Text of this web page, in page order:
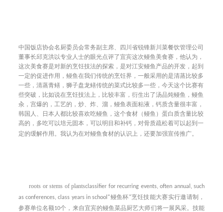
中国饭店协会名厨委员会常务副主席、四川省锐锋新川菜餐饮管理公司
董事长邱克洪以专业人士的眼光点评了宜宾这次鳗鱼美食赛，他认为，
这次美食赛是对新的烹饪技法的探索，是对江安鳗鱼产品的开发，起到
一定的促进作用，鳗鱼在我们传统的烹饪界，一般采用的是清蒸比较多
一些，清蒸青鳝，狮子盘龙鳝传统的菜式比较多一些，今天这个比赛有
些突破，比如说在烹饪技法上，比较丰富，衍生出了汤品炖鳗鱼，鳗鱼
汆，宫爆的，工艺的，炒、炸、溜，鳗鱼表面粘液，钙质含量很丰富，
韩国人、日本人都比较喜欢吃鳗鱼，这个食材（鳗鱼）蛋白质含量比较
高的，多吃可以培元固本，可以明目和补钙，对骨质疏松着可以起到一
定的缓解作用。我认为在对鳗鱼食材的认识上，还要加强宣传推广。
roots or stems of plantsclassifier for recurring events, often annual, such
as conferences, class years in school "鳗鱼杯"烹饪技能大赛实行邀请制，
参赛单位名额10个，来自宜宾的鳗鱼菜品厨艺大师们将一展风采。技能